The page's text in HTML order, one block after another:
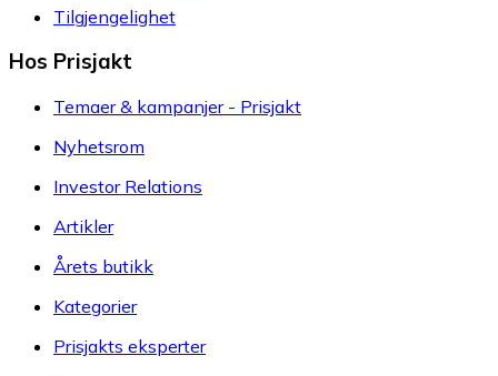
Tilgjengelighet
Hos Prisjakt
Temaer & kampanjer - Prisjakt
Nyhetsrom
Investor Relations
Artikler
Årets butikk
Kategorier
Prisjakts eksperter